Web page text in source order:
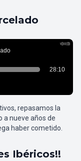
repasamos la
a nueve años de
haber cometido.
Ibéricos!!